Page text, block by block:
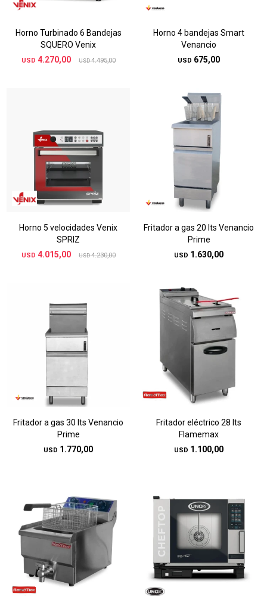
Horno Turbinado 6 Bandejas
SQUERO Venix
USD 4.270,00 USD 4.495,00
Horno 4 bandejas Smart
Venancio
USD 675,00
Horno 5 velocidades Venix
SPRIZ
USD 4.015,00 USD 4.230,00
Fritador a gas 20 lts Venancio
Prime
USD 1.630,00
Fritador a gas 30 lts Venancio
Prime
USD 1.770,00
Fritador eléctrico 28 lts
Flamemax
USD 1.100,00